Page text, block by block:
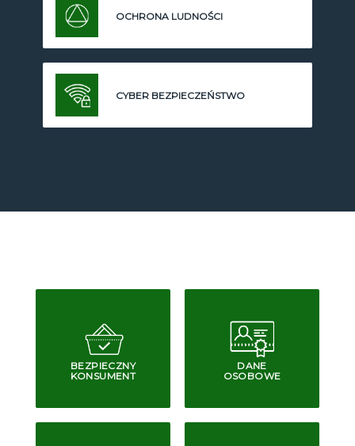
OCHRONA LUDNOŚCI
CYBER BEZPIECZEŃSTWO
BEZPIECZNY
KONSUMENT
DANE
OSOBOWE